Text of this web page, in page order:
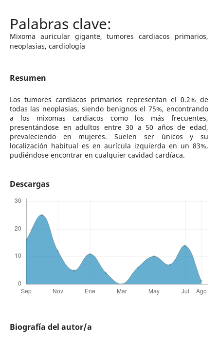
Mixoma auricular gigante, tumores cardiacos primarios,
neoplasias, cardiología
Resumen
Los tumores cardiacos primarios representan el 0.2% de
todas las neoplasias, siendo benignos el 75%, encontrando
a los mixomas cardiacos como los más frecuentes,
presentándose en adultos entre 30 a 50 años de edad,
prevaleciendo en mujeres. Suelen ser únicos y su
localización habitual es en aurícula izquierda en un 83%,
pudiéndose encontrar en cualquier cavidad cardíaca.
Descargas
Biografía del autor/a